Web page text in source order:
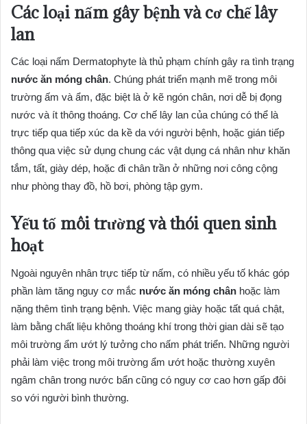
Các loại nấm gây bệnh và cơ chế lây
lan
Các loại nấm Dermatophyte là thủ phạm chính gây ra tình trạng
nước ăn móng chân. Chúng phát triển mạnh mẽ trong môi
trường ấm và ẩm, đặc biệt là ở kẽ ngón chân, nơi dễ bị đọng
nước và ít thông thoáng. Cơ chế lây lan của chúng có thể là
trực tiếp qua tiếp xúc da kề da với người bệnh, hoặc gián tiếp
thông qua việc sử dụng chung các vật dụng cá nhân như khăn
tắm, tất, giày dép, hoặc đi chân trần ở những nơi công cộng
như phòng thay đồ, hồ bơi, phòng tập gym.
Yếu tố môi trường và thói quen sinh
hoạt
Ngoài nguyên nhân trực tiếp từ nấm, có nhiều yếu tố khác góp
phần làm tăng nguy cơ mắc nước ăn móng chân hoặc làm
nặng thêm tình trạng bệnh. Việc mang giày hoặc tất quá chật,
làm bằng chất liệu không thoáng khí trong thời gian dài sẽ tạo
môi trường ẩm ướt lý tưởng cho nấm phát triển. Những người
phải làm việc trong môi trường ẩm ướt hoặc thường xuyên
ngâm chân trong nước bẩn cũng có nguy cơ cao hơn gấp đôi
so với người bình thường.